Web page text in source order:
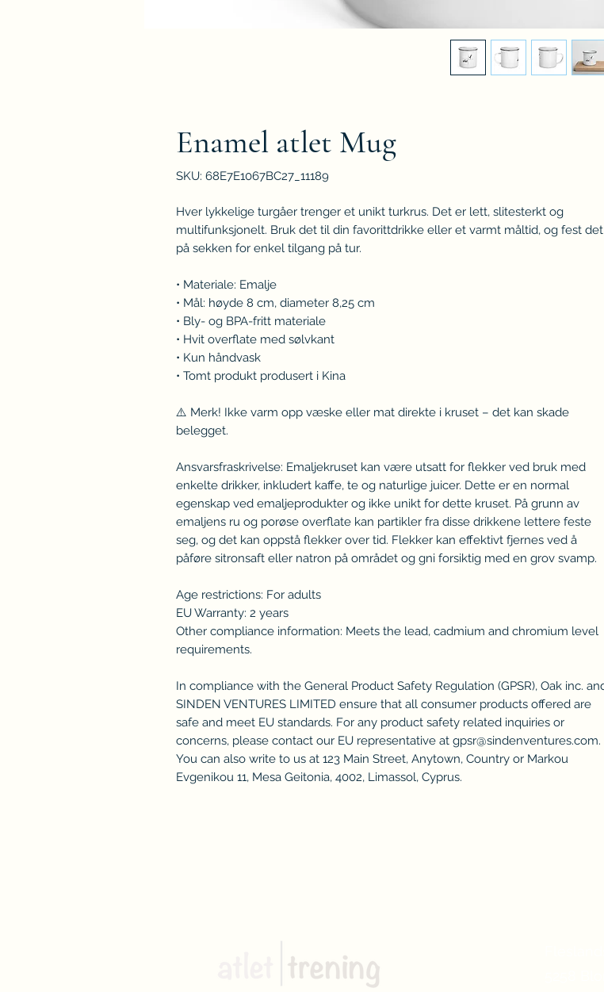
Enamel atlet Mug
SKU: 68E7E1067BC27_11189
Hver lykkelige turgåer trenger et unikt turkrus. Det er lett, slitesterkt og
multifunksjonelt. Bruk det til din favorittdrikke eller et varmt måltid, og fest det
på sekken for enkel tilgang på tur.
• Materiale: Emalje
• Mål: høyde 8 cm, diameter 8,25 cm
• Bly- og BPA-fritt materiale
• Hvit overflate med sølvkant
• Kun håndvask
• Tomt produkt produsert i Kina
⚠️ Merk! Ikke varm opp væske eller mat direkte i kruset – det kan skade
belegget.
Ansvarsfraskrivelse: Emaljekruset kan være utsatt for flekker ved bruk med
enkelte drikker, inkludert kaffe, te og naturlige juicer. Dette er en normal
egenskap ved emaljeprodukter og ikke unikt for dette kruset. På grunn av
emaljens ru og porøse overflate kan partikler fra disse drikkene lettere feste
seg, og det kan oppstå flekker over tid. Flekker kan effektivt fjernes ved å
påføre sitronsaft eller natron på området og gni forsiktig med en grov svamp.
Age restrictions: For adults
EU Warranty: 2 years
Other compliance information: Meets the lead, cadmium and chromium level
requirements.
In compliance with the General Product Safety Regulation (GPSR), Oak inc.
SINDEN VENTURES LIMITED ensure that all consumer products offered are
safe and meet EU standards. For any product safety related inquiries or
concerns, please contact our EU representative at gpsr@sindenventures.com.
You can also write to us at 123 Main Street, Anytown, Country or Markou
Evgenikou 11, Mesa Geitonia, 4002, Limassol, Cyprus.